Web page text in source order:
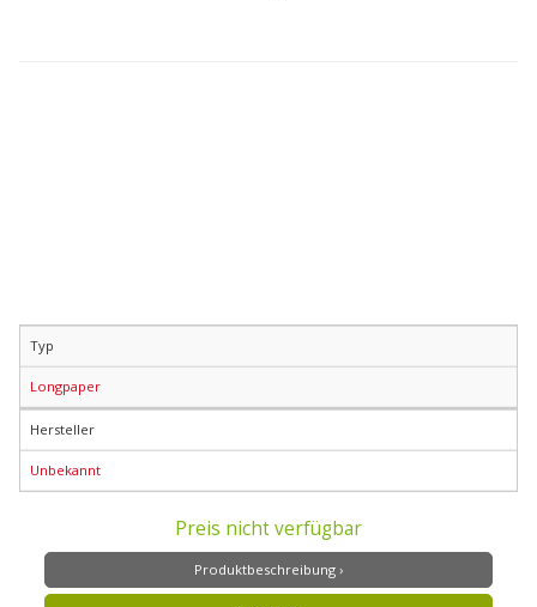
Typ
Longpaper
Hersteller
Unbekannt
Preis nicht verfügbar
Produktbeschreibung ›